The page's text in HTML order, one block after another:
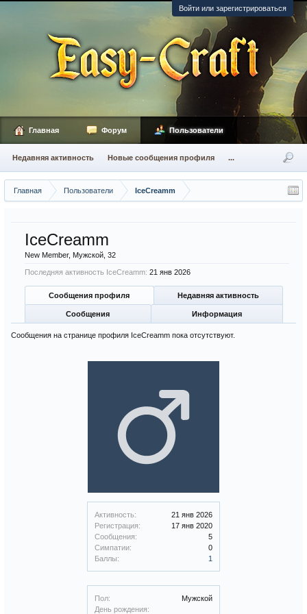
Войти или зарегистрироваться
Главная Пользователи IceCreamm
Активность:
21 янв 2026
Регистрация:
17 янв 2020
Сообщения:
5
Симпатии:
0
Баллы:
1
Пол:
Мужской
День рождения:
IceCreamm
New Member, Мужской, 32
Последняя активность IceCreamm: 21 янв 2026
Сообщения профиля Недавняя активность
Сообщения Информация
Сообщения на странице профиля IceCreamm пока отсутствуют.
Главная Форум Пользователи
Недавняя активность Новые сообщения профиля ...